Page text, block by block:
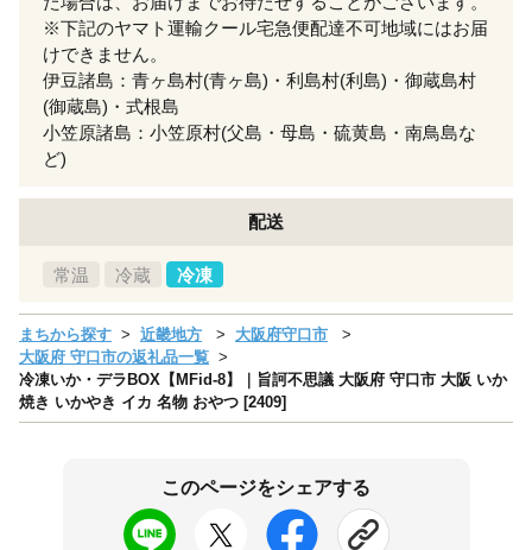
※下記のヤマト運輸クール宅急便配達不可地域にはお届
けできません。
伊豆諸島：青ヶ島村(青ヶ島)・利島村(利島)・御蔵島村
(御蔵島)・式根島
小笠原諸島：小笠原村(父島・母島・硫黄島・南鳥島な
ど)
配送
常温 冷蔵 冷凍
まちから探す 近畿地方
大阪府守口市
大阪府 守口市の返礼品一覧
冷凍いか・デラBOX【MFid-8】｜旨訶不思議 大阪府 守口市 大阪 いか
焼き いかやき イカ 名物 おやつ [2409]
このページをシェアする